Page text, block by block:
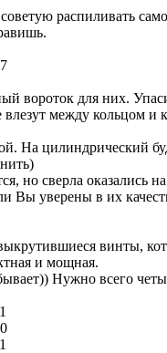
распиливать
вороток для них.
между кольцом
На цилиндрический
но сверла оказались
Вы уверены в их
винты,
и мощная.
Нужно всего